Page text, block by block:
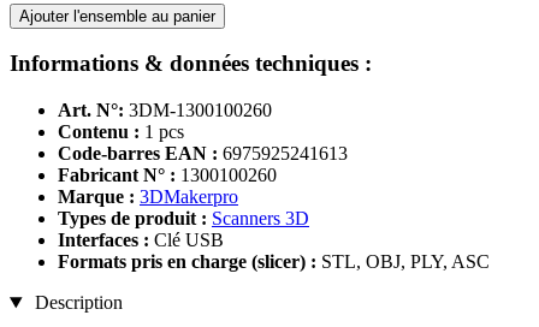
Ajouter l'ensemble au panier
Informations & données techniques :
Art. N°: 3DM-1300100260
Contenu : 1 pcs
Code-barres EAN : 6975925241613
Fabricant N° : 1300100260
Marque : 3DMakerpro
Types de produit : Scanners 3D
Interfaces : Clé USB
Formats pris en charge (slicer) : STL, OBJ, PLY, ASC
Description